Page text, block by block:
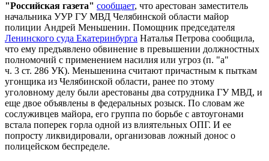
"Российская газета" сообщает, что арестован заместитель
начальника УУР ГУ МВД Челябинской области майор
полиции Андрей Меньшенин. Помощник председателя
Ленинского суда Екатеринбурга Наталья Петрова сообщила,
что ему предъявлено обвинение в превышении должностных
полномочий с применением насилия или угроз (п. "а"
ч. 3 ст. 286 УК). Меньшенина считают причастным к пыткам
угонщика из Челябинской области, ранее по этому
уголовному делу были арестованы два сотрудника ГУ МВД, и
еще двое объявлены в федеральных розыск. По словам же
сослуживцев майора, его группа по борьбе с автоугонами
встала поперек горла одной из влиятельных ОПГ. И ее
попросту ликвидировали, организовав ложный донос о
полицейском беспределе.